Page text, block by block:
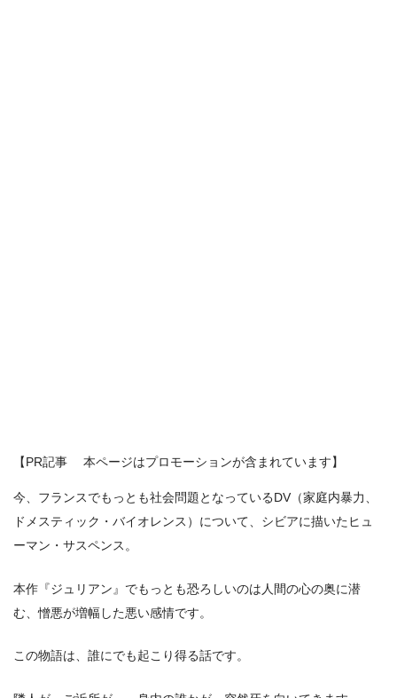
【PR記事 本ページはプロモーションが含まれています】
今、フランスでもっとも社会問題となっているDV（家庭内暴力、
ドメスティック・バイオレンス）について、シビアに描いたヒュ
ーマン・サスペンス。
本作『ジュリアン』でもっとも恐ろしいのは人間の心の奥に潜
む、憎悪が増幅した悪い感情です。
この物語は、誰にでも起こり得る話です。